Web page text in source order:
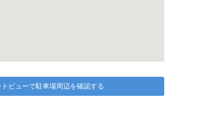
ビューで駐車場周辺を確認する